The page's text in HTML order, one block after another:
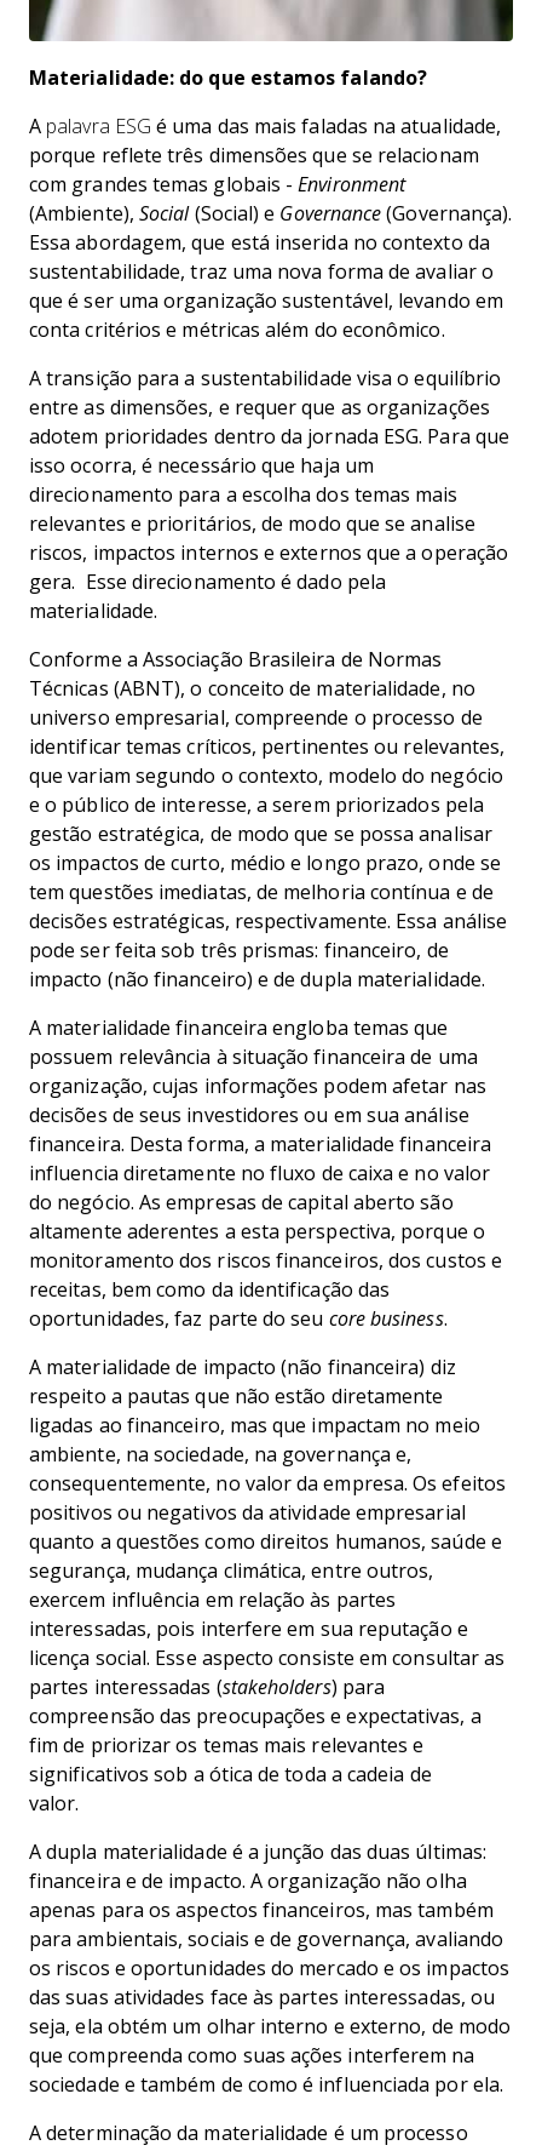
Materialidade: do que estamos falando?
A palavra ESG é uma das mais faladas na atualidade,
porque reflete três dimensões que se relacionam
com grandes temas globais -Environment
(Ambiente), Social(Social) e Governance(Governança).
Essa abordagem, que está inserida no contexto da
sustentabilidade, traz uma nova forma de avaliar o
que é ser uma organização sustentável, levando em
conta critérios e métricas além do econômico.
A transição para a sustentabilidade visa o equilíbrio
entre as dimensões, e requer que as organizações
adotem prioridades dentro da jornada ESG. Para que
isso ocorra, é necessário que haja um
direcionamento para a escolha dos temas mais
relevantes e prioritários, de modo que se analise
riscos, impactos internos e externos que a operação
gera. Esse direcionamento é dado pela
materialidade.
Conforme a Associação Brasileira de Normas
Técnicas (ABNT), o conceito de materialidade, no
universo empresarial, compreende o processo de
identificar temas críticos, pertinentes ou relevantes,
que variam segundo o contexto, modelo do negócio
e o público de interesse, a serem priorizados pela
gestão estratégica, de modo que se possa analisar
os impactos de curto, médio e longo prazo, onde se
tem questões imediatas, de melhoria contínua e de
decisões estratégicas, respectivamente. Essa análise
pode ser feita sob três prismas: financeiro, de
impacto (não financeiro) e de dupla materialidade.
A materialidade financeira engloba temas que
possuem relevância à situação financeira de uma
organização, cujas informações podem afetar nas
decisões de seus investidores ou em sua análise
financeira. Desta forma, a materialidade financeira
influencia diretamente no fluxo de caixa e no valor
do negócio. As empresas de capital aberto são
altamente aderentes a esta perspectiva, porque o
monitoramento dos riscos financeiros, dos custos e
receitas, bem como da identificação das
oportunidades, faz parte do seu corebusiness.
A materialidade de impacto (não financeira) diz
respeito a pautas que não estão diretamente
ligadas ao financeiro, mas que impactam no meio
ambiente, na sociedade, na governança e,
consequentemente, no valor da empresa. Os efeitos
positivos ou negativos da atividade empresarial
quanto a questões como direitos humanos, saúde e
segurança, mudança climática, entre outros,
exercem influência em relação às partes
interessadas, pois interfere em sua reputação e
licença social. Esse aspecto consiste em consultar as
partes interessadas (stakeholders) para
compreensão das preocupações e expectativas, a
fim de priorizar os temas mais relevantes e
significativos sob a ótica de toda a cadeia de
valor.
A dupla materialidade é a junção das duas últimas:
financeira e de impacto. A organização não olha
apenas para os aspectos financeiros, mas também
para ambientais, sociais e de governança, avaliando
os riscos e oportunidades do mercado e os impactos
das suas atividades face às partes interessadas, ou
seja, ela obtém um olhar interno e externo, de modo
que compreenda como suas ações interferem na
sociedade e também de como é influenciada por ela.
A determinação da materialidade é um processo